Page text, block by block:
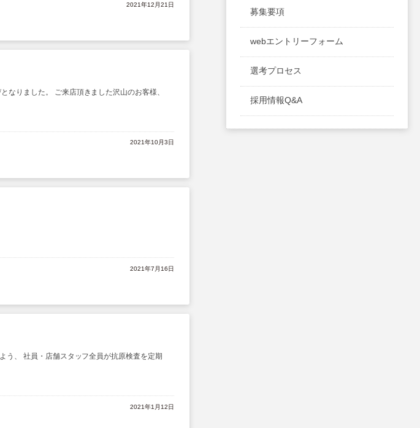
2021年12月21日
なりました。 ご来店頂きました沢山のお客様、
2021年10月3日
2021年7月16日
う、 社員・店舗スタッフ全員が抗原検査を定期
2021年1月12日
募集要項
webエントリーフォーム
選考プロセス
採用情報Q&A